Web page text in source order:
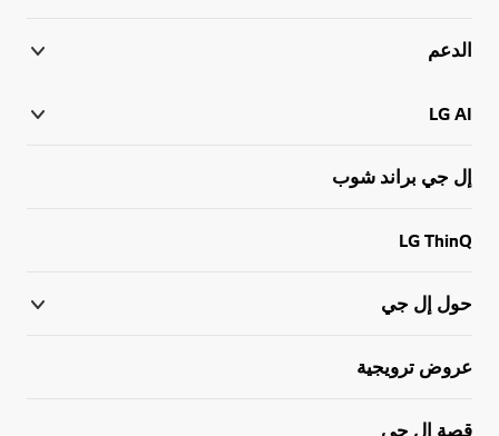
الدعم
LG AI
إل جي براند شوب
LG ThinQ
حول إل جي
عروض ترويجية
قصة إل جي